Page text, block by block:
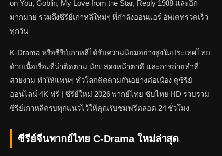
on You, Goblin, My Love from the Star, Reply 1988 และอีก
มากมาย รวมถึงซีรีย์เกาหลีใหม่ๆ ที่กำลังออนแอร์ อัพเดทรวดเร็ว
ทุกวัน
K-Drama หรือซีรีย์เกาหลีได้รับความนิยมอย่างสูงในประเทศไทย
ด้วยเนื้อเรื่องที่น่าติดตาม นักแสดงหน้าตาดี และการถ่ายทำที่
สวยงาม ทำให้แฟนๆ ทั่วโลกติดตามกันอย่างต่อเนื่อง ดูซีรีย์
ออนไลน์ 4K ฟรี | ซีรีย์ใหม่ 2026 พากย์ไทย ซับไทย HD รวบรวม
ซีรีย์เกาหลีครบทุกแนวไว้ให้คุณรับชมฟรีตลอด 24 ชั่วโมง
ซีรีย์จีนพากย์ไทย C-Drama ใหม่ล่าสุด